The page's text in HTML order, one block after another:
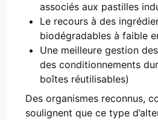
associés aux pastilles
Le recours à des
biodégradables à faible
Une meilleure gestion
des conditionnements
boîtes réutilisables)
Des organismes reconnus,
soulignent que ce type